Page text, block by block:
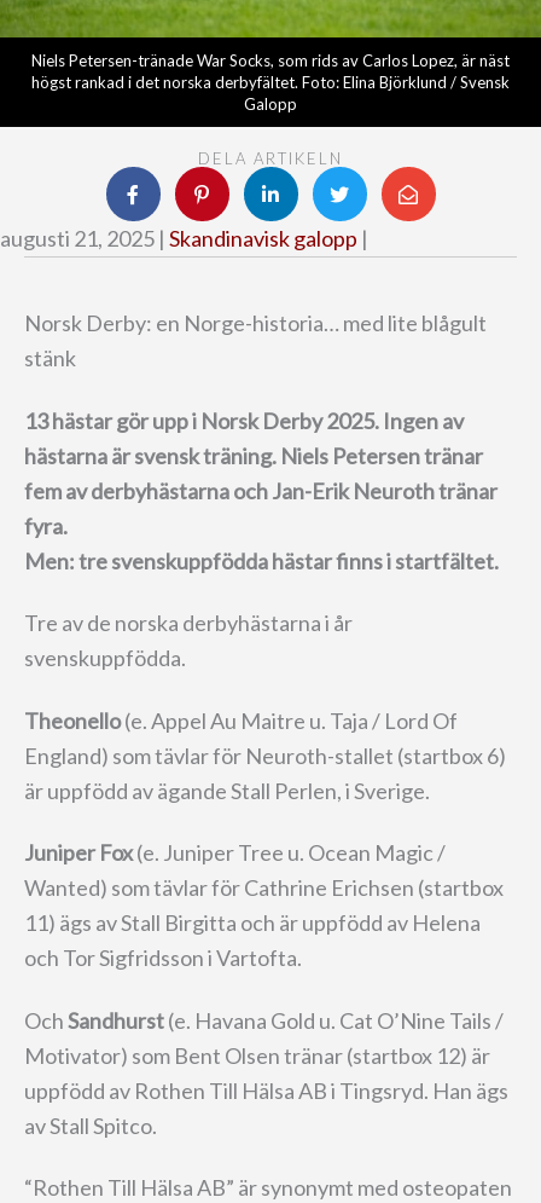
Niels Petersen-tränade War Socks, som rids av Carlos Lopez, är näst
högst rankad i det norska derbyfältet. Foto: Elina Björklund / Svensk
Galopp
DELA ARTIKELN
augusti 21, 2025 | Skandinavisk galopp |
Norsk Derby: en Norge-historia… med lite blågult
stänk
13 hästar gör upp i Norsk Derby 2025. Ingen av
hästarna är svensk träning. Niels Petersen tränar
fem av derbyhästarna och Jan-Erik Neuroth tränar
fyra.
Men: tre svenskuppfödda hästar finns i startfältet.
Tre av de norska derbyhästarna i år
svenskuppfödda.
Theonello(e. Appel Au Maitre u. Taja / Lord Of
England) som tävlar för Neuroth-stallet (startbox 6)
är uppfödd av ägande Stall Perlen, i Sverige.
Juniper Fox(e. Juniper Tree u. Ocean Magic /
Wanted) som tävlar för Cathrine Erichsen (startbox
11) ägs av Stall Birgitta och är uppfödd av Helena
och Tor Sigfridsson i Vartofta.
OchSandhurst(e. Havana Gold u. Cat O’Nine Tails /
Motivator) som Bent Olsen tränar (startbox 12) är
uppfödd av Rothen Till Hälsa AB i Tingsryd. Han ägs
av Stall Spitco.
“Rothen Till Hälsa AB” är synonymt med osteopaten